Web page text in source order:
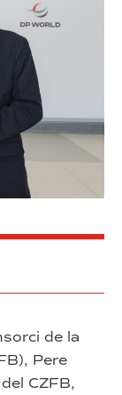
de la
Pere
CZFB,